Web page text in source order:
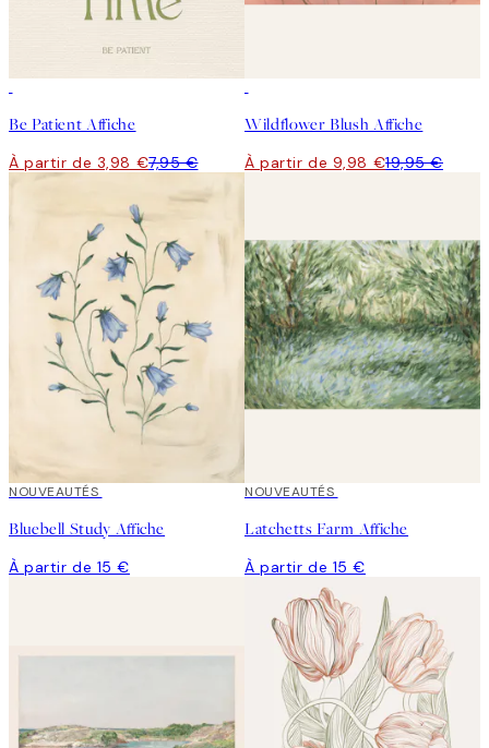
Be Patient Affiche
À partir de 3,98 €7,95 €
Wildflower Blush Affiche
À partir de 9,98 €19,95 €
NOUVEAUTÉS
Bluebell Study Affiche
À partir de 15 €
NOUVEAUTÉS
Latchetts Farm Affiche
À partir de 15 €